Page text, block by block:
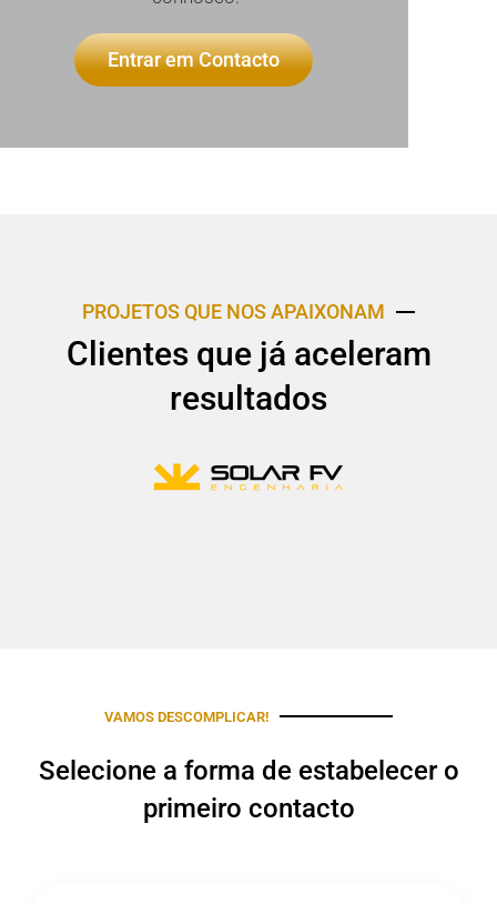
Entrar em Contacto
PROJETOS QUE NOS APAIXONAM
Clientes que já aceleram
resultados
VAMOS DESCOMPLICAR!
Selecione a forma de estabelecer o
primeiro contacto